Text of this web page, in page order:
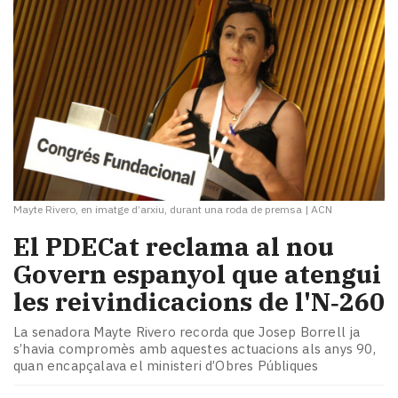
Mayte Rivero, en imatge d’arxiu, durant una roda de premsa | ACN
El PDECat ​reclama al nou
Govern espanyol que atengui
les reivindicacions de l'N‑260
La senadora Mayte Rivero recorda que Josep Borrell ja
s’havia compromès amb aquestes actuacions als anys 90,
quan encapçalava el ministeri d’Obres Públiques